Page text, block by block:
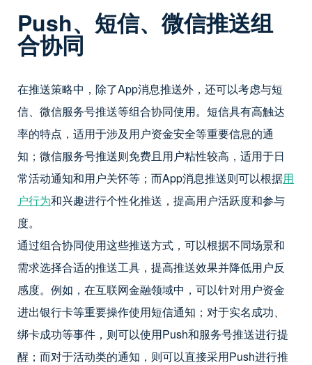
Push、短信、微信推送组
合协同
在推送策略中，除了App消息推送外，还可以考虑与短
信、微信服务号推送等组合协同使用。短信具有高触达
率的特点，适用于涉及用户资金安全等重要信息的通
知；微信服务号推送则免费且用户粘性较高，适用于日
常活动通知和用户关怀等；而App消息推送则可以根据用
户行为和兴趣进行个性化推送，提高用户活跃度和参与
度。
通过组合协同使用这些推送方式，可以根据不同场景和
需求选择合适的推送工具，提高推送效果并降低用户反
感度。例如，在互联网金融领域中，可以针对用户资金
进出银行卡等重要操作使用短信通知；对于实名成功、
绑卡成功等事件，则可以使用Push和服务号推送进行提
醒；而对于活动类的通知，则可以直接采用Push进行推